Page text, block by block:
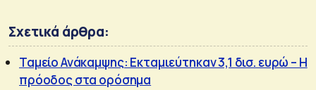
Σχετικά άρθρα:
Ταμείο Ανάκαμψης: Εκταμιεύτηκαν 3,1 δισ. ευρώ – H
πρόοδος στα ορόσημα